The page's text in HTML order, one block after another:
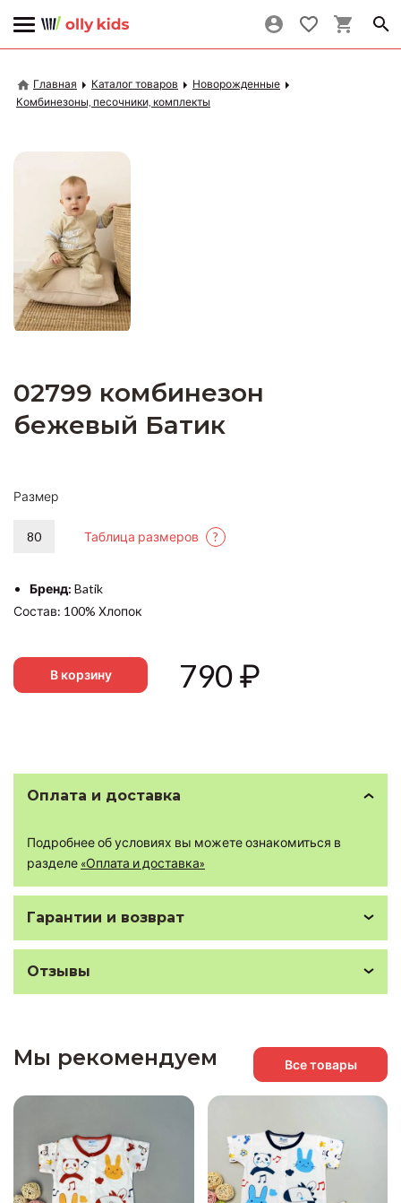
Главная Каталог товаров
Новорожденные
Комбинезоны, песочники, комплекты
02799 комбинезон
бежевый Батик
Размер
80 Таблица размеров ?
Бренд: Batik
Состав: 100% Хлопок
В корзину 790₽
Оплата и доставка
Подробнее об условиях вы можете ознакомиться в
разделе «Оплата и доставка»
Гарантии и возврат
Отзывы
Мы рекомендуем Все товары